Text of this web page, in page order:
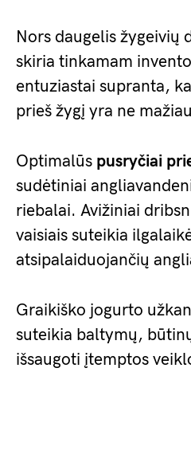
Nors daugelis žygeivių
skiria tinkamam
entuziastai supranta,
prieš žygį yra ne
Optimalūs pusryčiai
sudėtiniai
riebalai. Avižiniai
vaisiais suteikia
atsipalaiduojančių
Graikiško jogurto
suteikia baltymų,
išsaugoti įtemptos